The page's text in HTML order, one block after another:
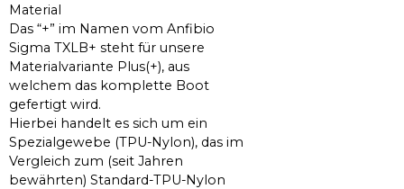
Material
Das “+” im Namen vom Anfibio
Sigma TXLB+ steht für unsere
Materialvariante Plus(+), aus
welchem das komplette Boot
gefertigt wird.
Hierbei handelt es sich um ein
Spezialgewebe (TPU-Nylon), das im
Vergleich zum (seit Jahren
bewährten) Standard-TPU-Nylon